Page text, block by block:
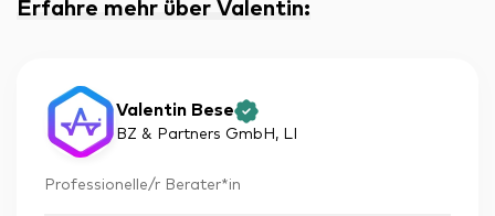
Erfahre mehr über Valentin:
Valentin Bese
BZ & Partners GmbH , LI
Professionelle/r Berater*in